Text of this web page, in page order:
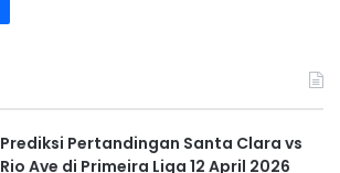
Prediksi Pertandingan Santa Clara vs
Rio Ave di Primeira Liga 12 April 2026